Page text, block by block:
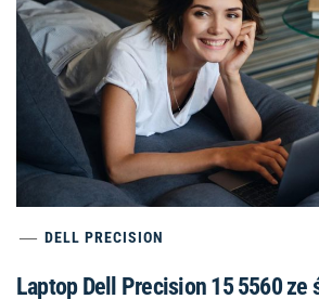
DELL PRECISION
Laptop Dell Precision 15 5560 ze
ekranem i mocną konfiguracją